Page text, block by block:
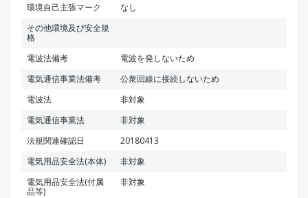
環境自己主張マーク
なし
その他環境及び安全規
格
電波法備考
電波を発しないため
電気通信事業法備考
公衆回線に接続しないため
電波法
非対象
電気通信事業法
非対象
法規関連確認日
20180413
電気用品安全法(本体)
非対象
電気用品安全法(付属
品等)
非対象